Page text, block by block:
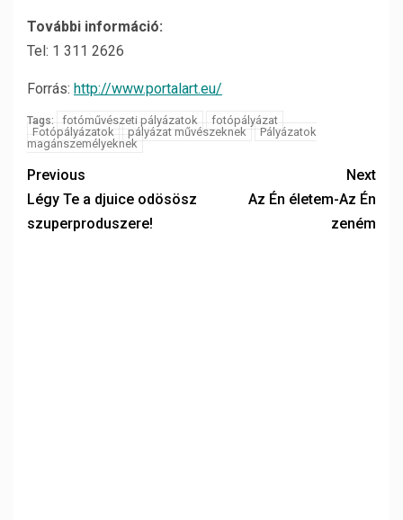
További információ:
Tel: 1 311 2626
Forrás: http://www.portalart.eu/
Tags: fotóművészeti pályázatok
fotópályázat
Fotópályázatok
pályázat művészeknek
Pályázatok
magánszemélyeknek
Previous
Légy Te a djuice odösösz
szuperproduszere!
Next
Az Én életem-Az Én
zeném